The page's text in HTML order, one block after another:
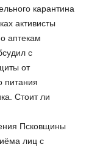
карантина
активисты
аптекам
с
от
питания
Стоит ли
Псковщины
лиц с